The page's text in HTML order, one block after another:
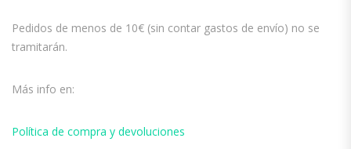
Pedidos de menos de 10€ (sin contar gastos de envío) no se
tramitarán.
Más info en:
Política de compra y devoluciones